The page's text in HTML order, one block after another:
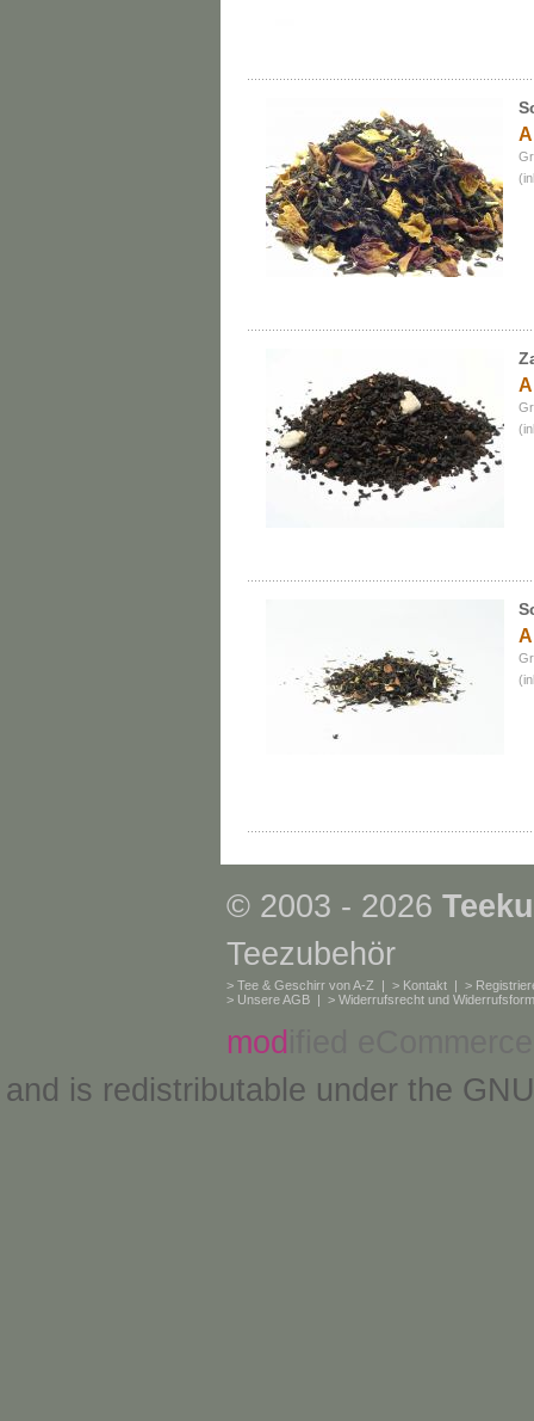
© 2003 - 2026
Teezubehör
> Tee & Geschirr von A-Z | > Kontakt | >
> Unsere AGB | > Widerrufsrecht und
mod
and is redistributable under the